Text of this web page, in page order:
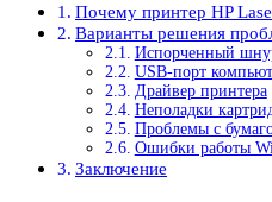
Почему принтер HP
Варианты решения
Испорченный
USB-порт
Драйвер принтера
Неполадки
Проблемы с
Ошибки работы
Заключение